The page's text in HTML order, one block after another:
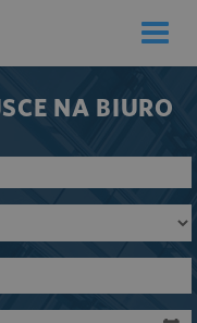
Toggle
NA BIURO